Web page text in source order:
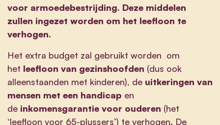
voor armoedebestrijding. Deze middelen
zullen ingezet worden om het leefloon te
verhogen.
Het extra budget zal gebruikt worden om
het leefloon van gezinshoofden (dus ook
alleenstaanden met kinderen), de uitkeringen van
mensen met een handicap en
de inkomensgarantie voor ouderen (het
‘leefloon voor 65-plussers’) te verhogen. De